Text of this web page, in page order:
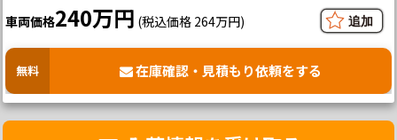
車両価格240万円 (税込価格 264万円)
無料 在庫確認・見積もり依頼をする